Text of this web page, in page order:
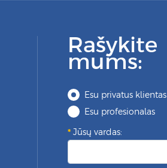
Rašykite
mums:
Esu privatus klientas
Esu profesionalas
Jūsų vardas: